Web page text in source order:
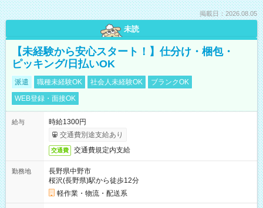
掲載日：2026.08.05
未読
【未経験から安心スタート！】仕分け・梱包・
ピッキング/日払いOK
派遣 職種未経験OK 社会人未経験OK
ブランクOK
WEB登録・面接OK
給与
時給1300円
交通費別途支給あり
交通費 交通費規定内支給
勤務地
長野県中野市
桜沢(長野県)駅から徒歩12分
軽作業・物流・配送系